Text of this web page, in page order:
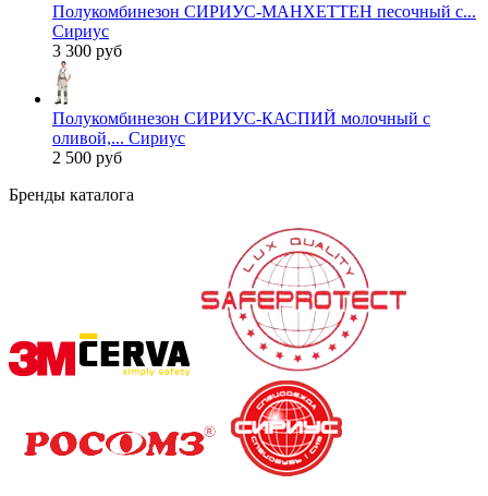
Полукомбинезон СИРИУС-МАНХЕТТЕН песочный с...
Сириус
3 300 руб
Полукомбинезон СИРИУС-КАСПИЙ молочный с
оливой,... Сириус
2 500 руб
Бренды каталога